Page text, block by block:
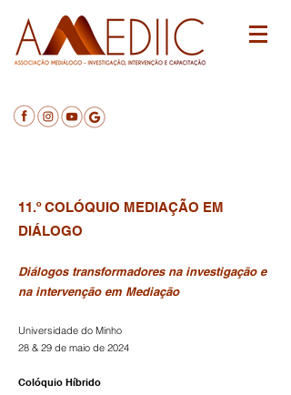
Testemunho participante no IV Colóquio
Mediação em Diálogo
11.º COLÓQUIO MEDIAÇÃO EM
DIÁLOGO
Diálogos transformadores na investigação e
na intervenção em Mediação
Universidade do Minho
28 & 29 de maio de 2024
Colóquio Híbrido